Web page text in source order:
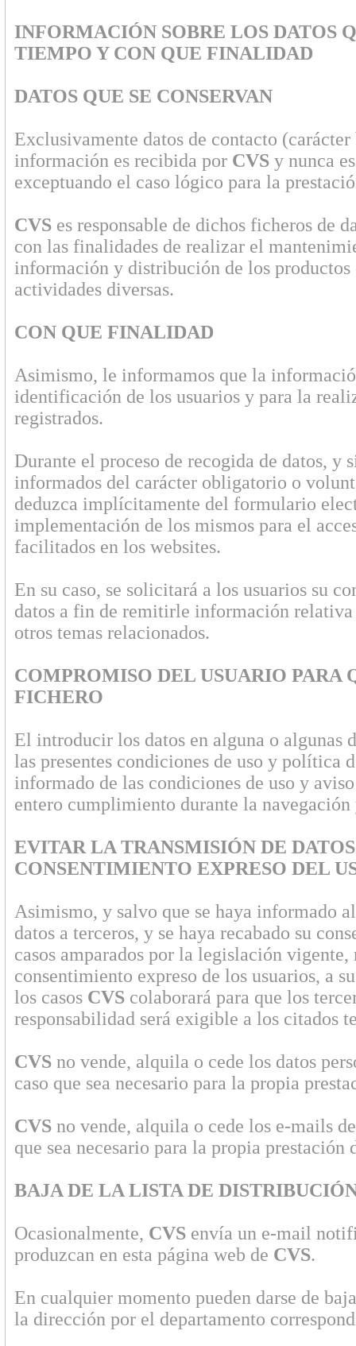
INFORMACIÓN SOBRE LOS DATOS
TIEMPO Y CON QUE FINALIDAD
DATOS QUE SE CONSERVAN
Exclusivamente datos de contacto
información es recibida por CVSy nunca
exceptuando el caso lógico para la
CVSes responsable de dichos ficheros de
con las finalidades de realizar el
información y distribución de los
actividades diversas.
CON QUE FINALIDAD
Asimismo, le informamos que la
identificación de los usuarios y para la
registrados.
Durante el proceso de recogida de datos, y
informados del carácter obligatorio o
deduzca implícitamente del formulario
implementación de los mismos para el
facilitados en los websites.
En su caso, se solicitará a los usuarios su
datos a fin de remitirle información
otros temas relacionados.
COMPROMISO DEL USUARIO PARA
FICHERO
El introducir los datos en alguna o algunas
las presentes condiciones de uso y política
informado de las condiciones de uso y
entero cumplimiento durante la
EVITAR LA TRANSMISIÓN DE
CONSENTIMIENTO EXPRESO DEL
Asimismo, y salvo que se haya informado
datos a terceros, y se haya recabado su
casos amparados por la legislación
consentimiento expreso de los usuarios, a
los casos CVScolaborará para que los
responsabilidad será exigible a los citados
CVSno vende, alquila o cede los datos
caso que sea necesario para la propia
CVSno vende, alquila o cede los e-mails
que sea necesario para la propia prestación
BAJA DE LA LISTA DE
Ocasionalmente, CVSenvía un e-mail
produzcan en esta página web de CVS.
En cualquier momento pueden darse de
la dirección por el departamento